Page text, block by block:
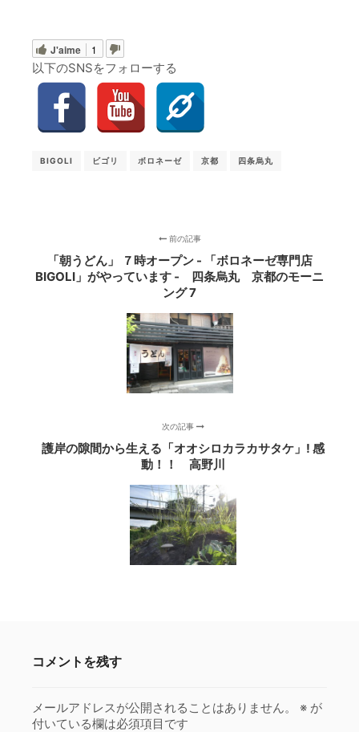
J'aime 1
以下のSNSをフォローする
BIGOLI ビゴリ ボロネーゼ 京都 四条烏丸
前の記事
「朝うどん」 ７時オープン - 「ボロネーゼ専門店
BIGOLI」がやっています ‐ 四条烏丸 京都のモーニ
ング 7
次の記事
護岸の隙間から生える「オオシロカラカサタケ」! 感
動！！ 高野川
コメントを残す
メールアドレスが公開されることはありません。 ※ が
付いている欄は必須項目です